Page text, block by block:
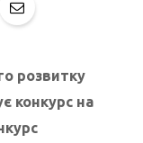
розвитку
конкурс на